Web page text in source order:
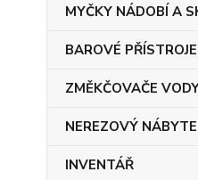
MYČKY NÁDOBÍ A
BAROVÉ PŘÍSTROJE
ZMĚKČOVAČE
NEREZOVÝ
INVENTÁŘ